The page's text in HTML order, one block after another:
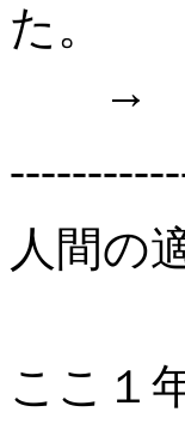
た。
→
人間の
ここ１